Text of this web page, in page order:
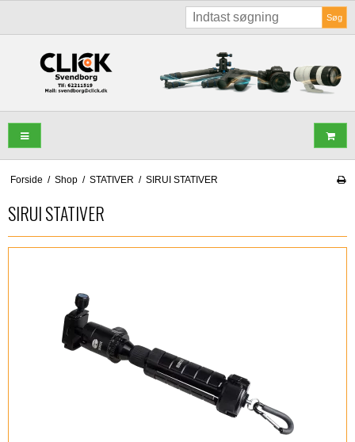
Søg
Forside / Shop / STATIVER / SIRUI STATIVER
SIRUI STATIVER